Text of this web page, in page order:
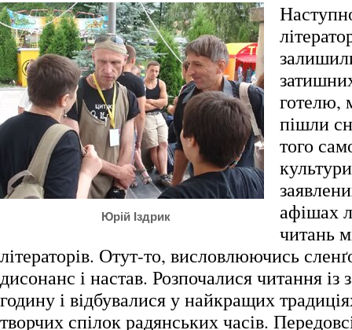
Юрій Іздрик
готелю,
пішли
того
афішах
читань
літераторів. Отут-то, висловлюючись
дисонанс і настав. Розпочалися читання із
годину і відбувалися у найкращих
творчих спілок радянських часів.